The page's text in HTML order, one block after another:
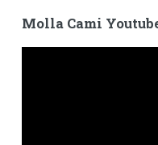
Molla Cami